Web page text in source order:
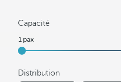
Capacité
Distribution